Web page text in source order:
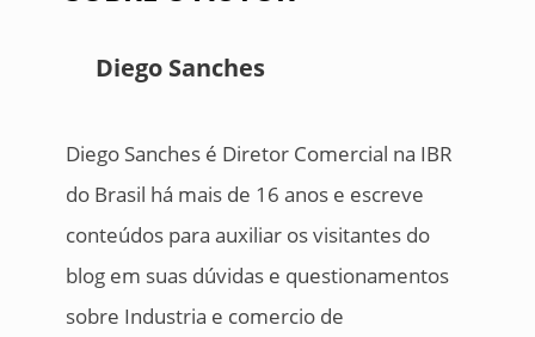
Diego Sanches
Diego Sanches é Diretor Comercial na IBR
do Brasil há mais de 16 anos e escreve
conteúdos para auxiliar os visitantes do
blog em suas dúvidas e questionamentos
sobre Industria e comercio de